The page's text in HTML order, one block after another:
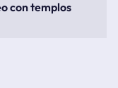
con templos